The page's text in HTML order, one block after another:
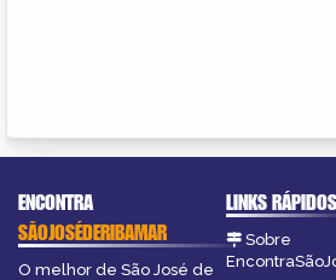
ENCONTRA
SÃOJOSÉDERIBAMAR
O melhor de São José de
LINKS RÁPIDOS
Sobre